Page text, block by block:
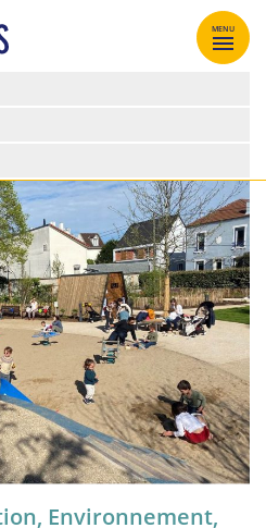
MENU
, Environnement,